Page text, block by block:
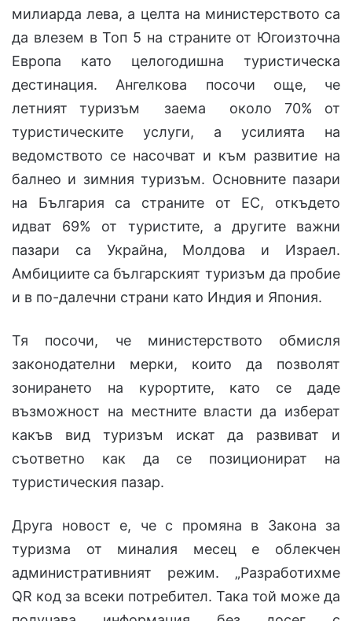
милиарда лева, а целта на министерството са
да влезем в Топ 5 на страните от Югоизточна
Европа като целогодишна туристическа
дестинация. Ангелкова посочи още, че
летният туризъм заема около 70% от
туристическите услуги, а усилията на
ведомството се насочват и към развитие на
балнео и зимния туризъм. Основните пазари
на България са страните от ЕС, откъдето
идват 69% от туристите, а другите важни
пазари са Украйна, Молдова и Израел.
Амбициите са българският туризъм да пробие
и в по-далечни страни като Индия и Япония.
Тя посочи, че министерството обмисля
законодателни мерки, които да позволят
зонирането на курортите, като се даде
възможност на местните власти да изберат
какъв вид туризъм искат да развиват и
съответно как да се позиционират на
туристическия пазар.
Друга новост е, че с промяна в Закона за
туризма от миналия месец е облекчен
административният режим. „Разработихме
QR код за всеки потребител. Така той може да